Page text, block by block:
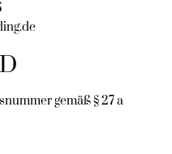
gemäß § 27 a